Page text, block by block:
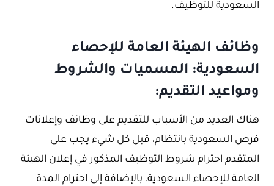
السعودية للتوظيف.
وظائف الهيئة العامة للإحصاء
السعودية: المسميات والشروط
ومواعيد التقديم:
هناك العديد من الأسباب للتقديم على وظائف وإعلانات
فرص السعودية بانتظام، قبل كل شيء يجب على
المتقدم احترام شروط التوظيف المذكور في إعلان الهيئة
العامة للإحصاء السعودية، بالإضافة إلى احترام المدة